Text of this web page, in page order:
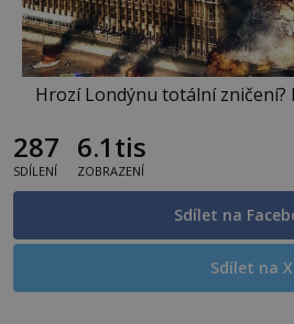
Hrozí Londýnu totální zničení?
287
SDÍLENÍ
6.1tis
ZOBRAZENÍ
Sdílet na
Sdílet na X